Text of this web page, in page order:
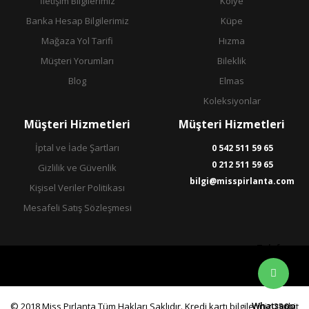
Banka Hesap Bilgilerimiz
Mağaza Yol Tarifi
Müşteri Yorumları
Blog
Küpe
Hızma
Bileklik
Elmas
Koleksiyonlar
Müşteri Hizmetleri
İptal ve İade Şartları
Gizlilik ve Güvenlik
Kişisel Veriler Politikası
Mesafeli Satış Sözleşmesi
Müşteri Hizmetleri
0 542 511 59 65
0 212 511 59 65
bilgi@misspirlanta.com
© 2018 Miss Pırlanta Tüm Hakları Saklıdır. Kredi kartı bilgileriniz 256bit
Whatsapp